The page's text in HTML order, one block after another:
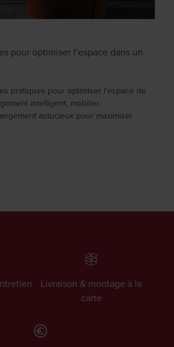
pour optimiser l’espace dans un
pratiques pour optimiser l'espace de
intelligent, mobilier
astucieux pour maximiser
Livraison & montage à la
carte